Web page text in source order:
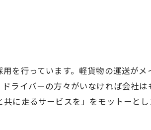
を行っています。軽貨物の運送が
ライバーの方々がいなければ会社
に走るサービスを」をモットーと